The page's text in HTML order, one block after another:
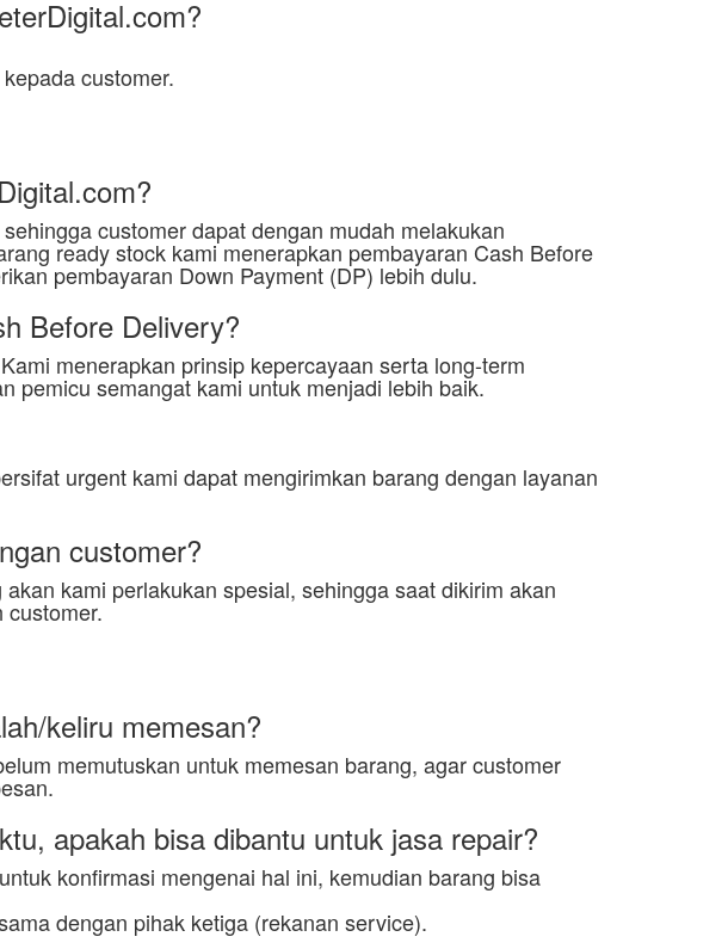
customer.
customer dapat dengan mudah melakukan
ready stock kami menerapkan pembayaran Cash Before
pembayaran Down Payment (DP) lebih dulu.
Before Delivery?
menerapkan prinsip kepercayaan serta long-term
pemicu semangat kami untuk menjadi lebih baik.
urgent kami dapat mengirimkan barang dengan layanan
customer?
kami perlakukan spesial, sehingga saat dikirim akan
customer.
keliru memesan?
memutuskan untuk memesan barang, agar customer
apakah bisa dibantu untuk jasa repair?
konfirmasi mengenai hal ini, kemudian barang bisa
dengan pihak ketiga (rekanan service).